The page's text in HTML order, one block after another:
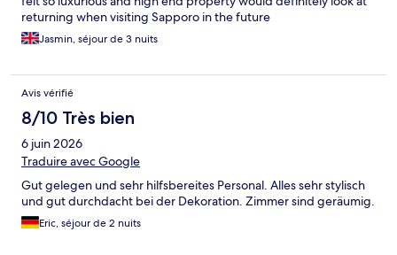
returning when visiting Sapporo in the future
Jasmin, séjour de 3 nuits
Avis vérifié
8/10 Très bien
6 juin 2026
Traduire avec Google
Gut gelegen und sehr hilfsbereites Personal. Alles sehr stylisch
und gut durchdacht bei der Dekoration. Zimmer sind geräumig.
Eric, séjour de 2 nuits